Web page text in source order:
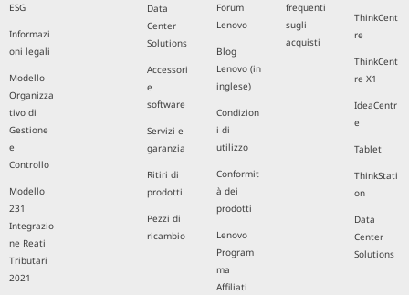
ESG
Informazi
oni legali
Modello
Organizza
tivo di
Gestione
e
Controllo
Modello
231
Integrazio
ne Reati
Tributari
2021
Data
Center
Solutions
Accessori
e
software
Servizi e
garanzia
Ritiri di
prodotti
Pezzi di
ricambio
Forum
Lenovo
Blog
Lenovo (in
inglese)
Condizion
i di
utilizzo
Conformit
à dei
prodotti
Lenovo
Program
ma
Affiliati
frequenti
sugli
acquisti
ThinkCent
re
ThinkCent
re X1
IdeaCentr
e
Tablet
ThinkStati
on
Data
Center
Solutions